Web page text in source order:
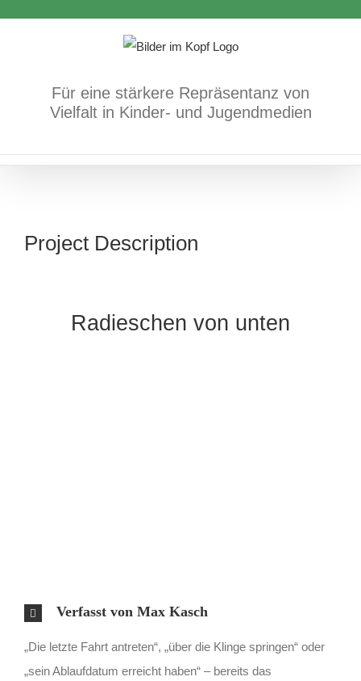
Für eine stärkere Repräsentanz von
Vielfalt in Kinder- und Jugendmedien
Project Description
Radieschen von unten
Verfasst von Max Kasch
„Die letzte Fahrt antreten“, „über die Klinge springen“ oder
„sein Ablaufdatum erreicht haben“ – bereits das